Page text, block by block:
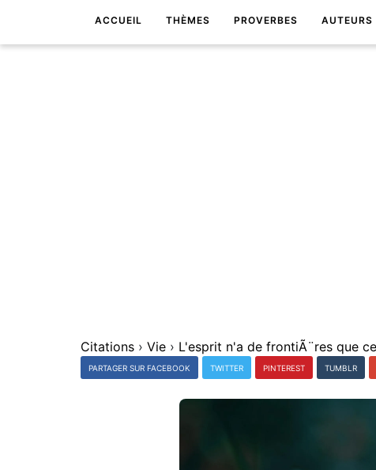
ACCUEIL THÈMES PROVERBES AUTEURS
Citations › Vie ›
PARTAGER SUR FACEBOOK TWITTER PINTEREST TUMBLR